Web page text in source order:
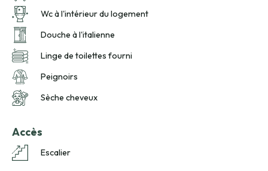
Wc à l'intérieur du logement
Douche à l'italienne
Linge de toilettes fourni
Peignoirs
Sèche cheveux
Accès
Escalier